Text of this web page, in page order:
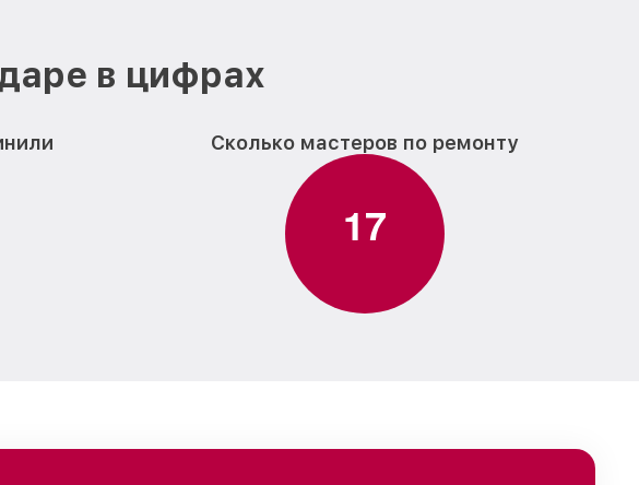
в цифрах
Сколько мастеров по ремонту
17